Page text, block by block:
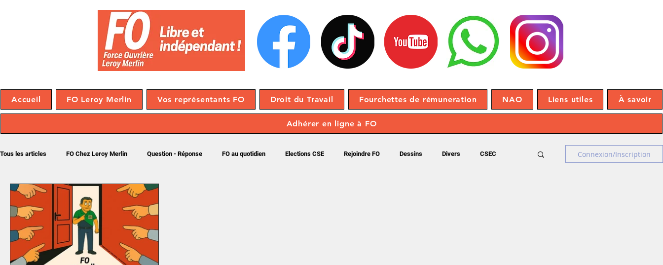
Accueil FO Leroy Merlin Vos représentants FO Droit du Travail Fourchettes de rémuneration NAO Liens utiles À savoir
Adhérer en ligne à FO
Tous les articles FO Chez Leroy Merlin Question - Réponse FO au quotidien Elections CSE Rejoindre FO Dessins Divers CSEC
A savoir
Connexion/Inscription